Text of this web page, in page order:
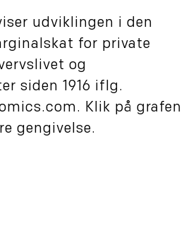
udviklingen i den
for private
og
siden 1916 iflg.
Klik på grafen
gengivelse.